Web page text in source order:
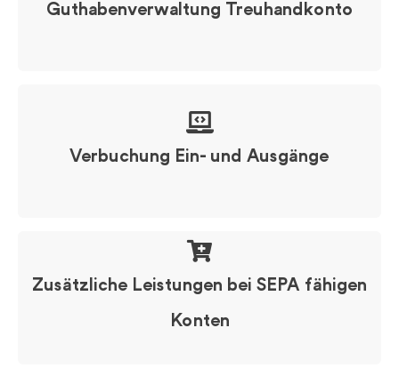
Guthabenverwaltung Treuhandkonto
Verbuchung Ein- und Ausgänge
Zusätzliche Leistungen bei SEPA fähigen
Konten